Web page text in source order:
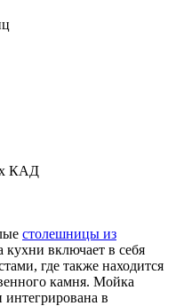
КАД
столешницы из
кухни включает в себя
где также находится
камня. Мойка
интегрирована в